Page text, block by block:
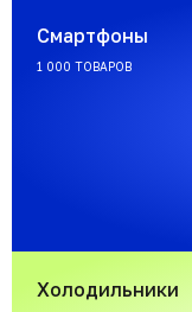
Смартфоны
1 000 ТОВАРОВ
Холодильники